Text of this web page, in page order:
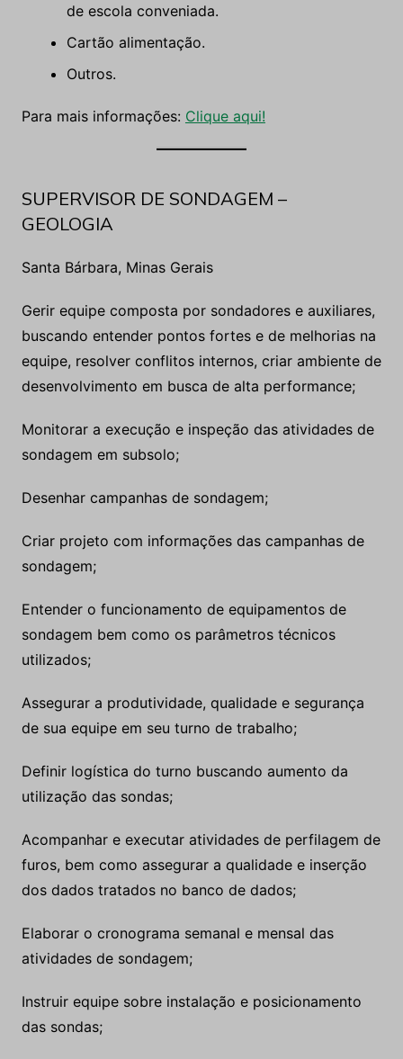
de escola conveniada.
Cartão alimentação.
Outros.
Para mais informações: Clique aqui!
SUPERVISOR DE SONDAGEM –
GEOLOGIA
Santa Bárbara, Minas Gerais
Gerir equipe composta por sondadores e auxiliares,
buscando entender pontos fortes e de melhorias na
equipe, resolver conflitos internos, criar ambiente de
desenvolvimento em busca de alta performance;
Monitorar a execução e inspeção das atividades de
sondagem em subsolo;
Desenhar campanhas de sondagem;
Criar projeto com informações das campanhas de
sondagem;
Entender o funcionamento de equipamentos de
sondagem bem como os parâmetros técnicos
utilizados;
Assegurar a produtividade, qualidade e segurança
de sua equipe em seu turno de trabalho;
Definir logística do turno buscando aumento da
utilização das sondas;
Acompanhar e executar atividades de perfilagem de
furos, bem como assegurar a qualidade e inserção
dos dados tratados no banco de dados;
Elaborar o cronograma semanal e mensal das
atividades de sondagem;
Instruir equipe sobre instalação e posicionamento
das sondas;